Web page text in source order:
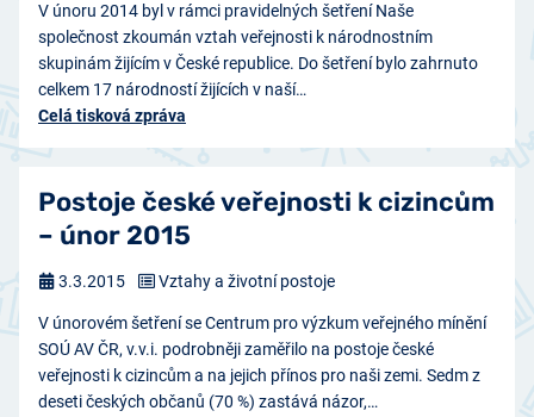
V únoru 2014 byl v rámci pravidelných šetření Naše
společnost zkoumán vztah veřejnosti k národnostním
skupinám žijícím v České republice. Do šetření bylo zahrnuto
celkem 17 národností žijících v naší…
Celá tisková zpráva
Postoje české veřejnosti k cizincům
– únor 2015
V únorovém šetření se Centrum pro výzkum veřejného mínění
SOÚ AV ČR, v.v.i. podrobněji zaměřilo na postoje české
veřejnosti k cizincům a na jejich přínos pro naši zemi. Sedm z
deseti českých občanů (70 %) zastává názor,…
3.3.2015 Vztahy a životní postoje